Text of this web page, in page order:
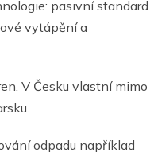
pasivní standard
vytápění a
V Česku vlastní mimo
odpadu například